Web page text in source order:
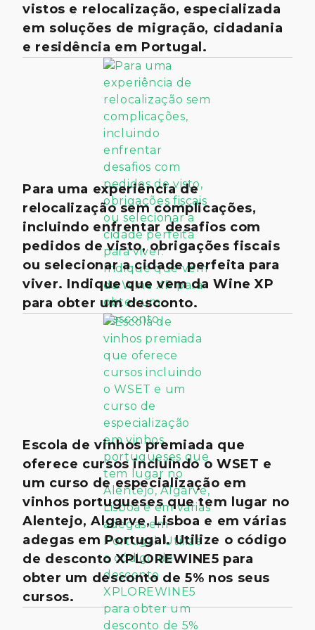
vistos e relocalização, especializada
em soluções de migração, cidadania
e residência em Portugal.
Para uma experiência de
relocalização sem complicações,
incluindo enfrentar desafios com
pedidos de visto, obrigações fiscais
ou selecionar a cidade perfeita para
viver. Indique que vem da Wine XP
para obter um desconto.
Escola de vinhos premiada que
oferece cursos incluindo o WSET e
um curso de especialização em
vinhos portugueses que tem lugar no
Alentejo, Algarve, Lisboa e em várias
adegas em Portugal. Utilize o código
de desconto XPLOREWINE5 para
obter um desconto de 5% nos seus
cursos.